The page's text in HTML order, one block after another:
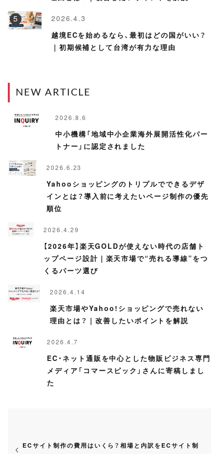
2026.4.3
越境ECを始めるなら、最初はどの国がいい？
｜初期候補として台湾が有力な理由
NEW ARTICLE
2026.8.6
中小機構「地域中小企業海外展開活性化パー
トナー」に認定されました
2026.6.23
Yahooショッピングのトリプルでできるデザ
インとは？導入前に考えたいページ制作の優先
順位
2026.4.29
【2026年】楽天GOLDが使えない時代の店舗ト
ップページ設計｜楽天市場で“売れる導線”をつ
くるパーツ選び
2026.4.14
楽天市場やYahoo!ショッピングで売れない
理由とは？｜改善したいポイントを解説
2026.4.7
EC・ネット通販を中心とした物販ビジネス専門
メディア「コマースピック」さんに寄稿しまし
た
ECサイト制作の費用はいくら？相場と内訳をECサイト制